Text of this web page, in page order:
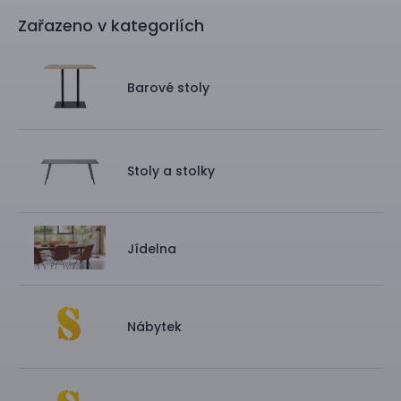
Zařazeno v kategoriích
Barové stoly
Stoly a stolky
Jídelna
Nábytek